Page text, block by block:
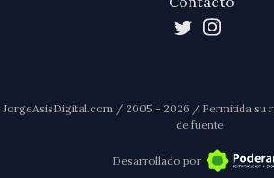
JorgeAsisDigital.com / 2005 - 2026 / Permitida su
de fuente.
Desarrollado por